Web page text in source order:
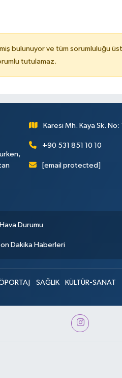
bulunuyor ve tüm sorumluluğu
tutulamaz.
Karesi Mh. Kaya Sk. No:
+90 531 851 10 10
[email protected]
Hava Durumu
Dakika Haberleri
SAĞLIK KÜLTÜR-SANAT